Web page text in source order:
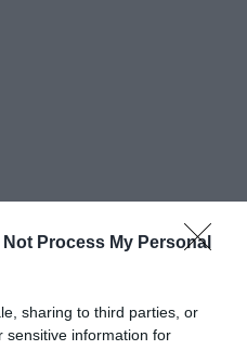
Not Process My Personal
sharing to third parties, or
sensitive information for